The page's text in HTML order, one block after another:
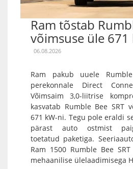
Ram tõstab
võimsuse üle 671
06.08.2026
Ram pakub uuele
perekonnale Direct
Võimsaim 3,0-liitrise
kasvatab Rumble Bee SRT
671 kW-ni. Tegu pole eraldi
pärast auto ostmist
toetatud paketiga.
Ram 1500 Rumble Bee
mehaanilise ülelaadimisega